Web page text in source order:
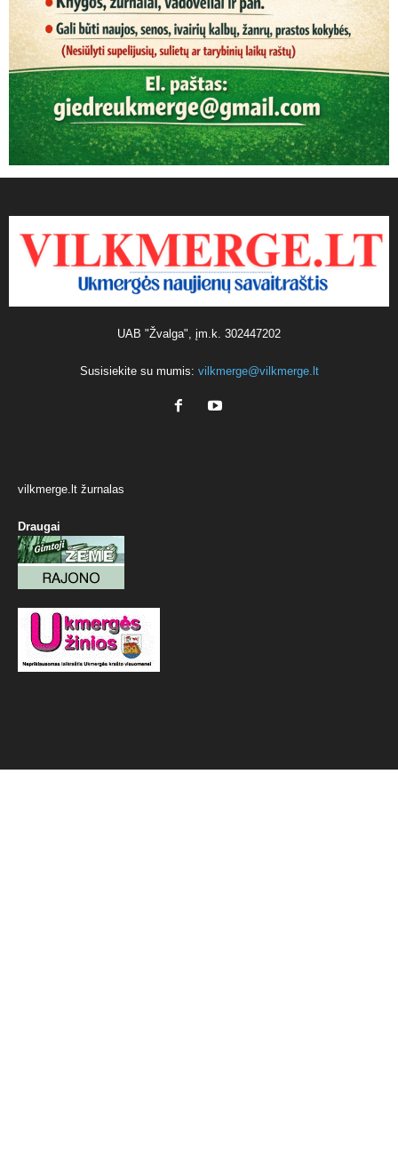
UAB "Žvalga", įm.k. 302447202
Susisiekite su mumis: vilkmerge@vilkmerge.lt
vilkmerge.lt žurnalas
Draugai